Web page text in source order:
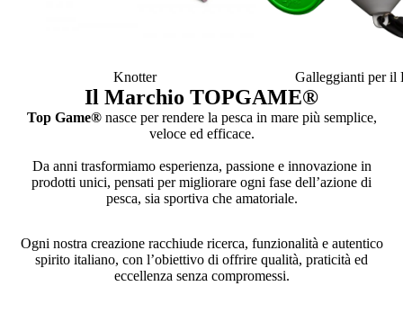
Knotter Galleggianti per il
Il Marchio TOPGAME®
Top Game®nasce per rendere la pesca in mare più semplice,
veloce ed efficace.
Da anni trasformiamo esperienza, passione e innovazione in
prodotti unici, pensati per migliorare ogni fase dell’azione di
pesca, sia sportiva che amatoriale.
Ogni nostra creazione racchiude ricerca, funzionalità e autentico
spirito italiano, con l’obiettivo di offrire qualità, praticità ed
eccellenza senza compromessi.